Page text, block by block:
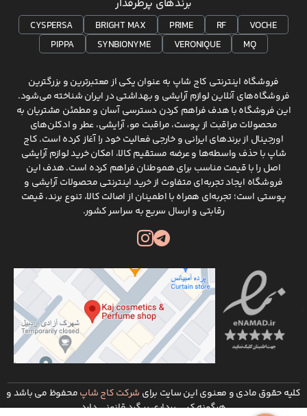
برندهای پرطرفدار
VOCHE
RF
PRIME
BRIGHT MAX
CYSPERSA
MQ
VERONIQUE
SYNBIONYME
PIPPA
فروشگاه اینترنتی کاج شاپ به عنوان یکی از معتبرترین و بزرگترین
فروشگاه‌های آنلاین لوازم آرایشی و بهداشتی در ایران شناخته می‌شود.
این فروشگاه با هدف فراهم کردن دسترسی آسان و مطمئن مشتریان به
محصولات مراقبت از پوست، مراقبت مو، آرایشی، عطر و ادکلن‌های
اورجینال از برندهای ایرانی و خارجی فعالیت خود را آغاز کرده است. کاج
شاپ با حذف واسطه‌ها و عرضه مستقیم کالا، امکان خرید لوازم آرایشی
اصل را با قیمت مناسب برای هموطنان فراهم کرده است. هدف این
فروشگاه ایجاد تجربه‌ای متفاوت از خرید اینترنتی محصولات آرایشی و
پوستی است؛ تجربه‌ای همراه با اطمینان از اصالت کالا، تنوع برند، قیمت
رقابتی و ارسال سریع به سراسر کشور.
کلیه حقوق مادی و معنوی این سایت برای شرکت کاج شاپمحفوظ می باشد و
هرگونه کپی برداری پیگرد قانونی دارد